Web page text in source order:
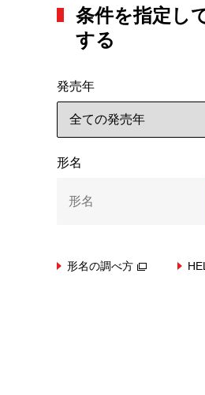
条件を指定し
する
発売年
形名
形名の調べ方